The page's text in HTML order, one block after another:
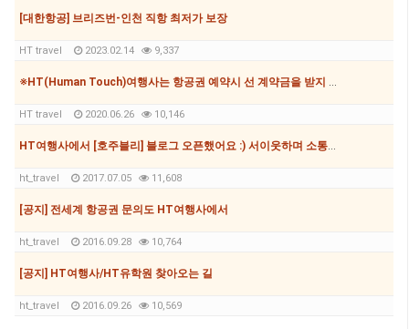
[대한항공] 브리즈번-인천 직항 최저가 보장
HT travel 2023.02.14 9,337
HT travel 2020.06.26 10,146
ht_travel 2017.07.05 11,608
[공지] 전세계 항공권 문의도 HT여행사에서
ht_travel 2016.09.28 10,764
[공지] HT여행사/HT유학원 찾아오는 길
ht_travel 2016.09.26 10,569